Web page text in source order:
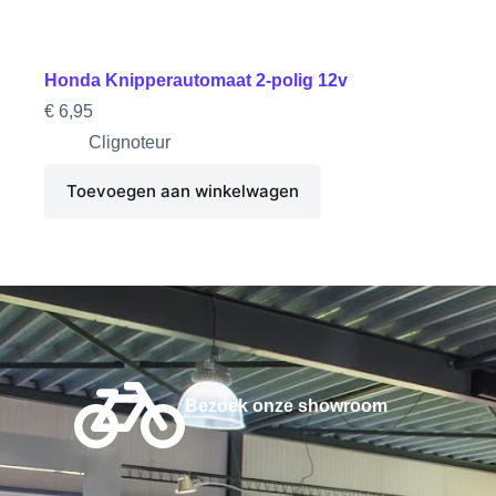
Honda Knipperautomaat 2-polig 12v
€ 6,95
Clignoteur
Toevoegen aan winkelwagen
Bezoek onze showroom